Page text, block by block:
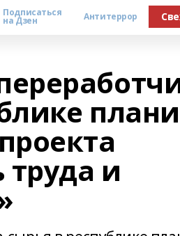
Подписаться
на Дзен Антитеррор
и